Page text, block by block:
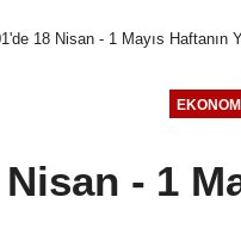
18 Nisan - 1 Mayıs Haftanın
- 1